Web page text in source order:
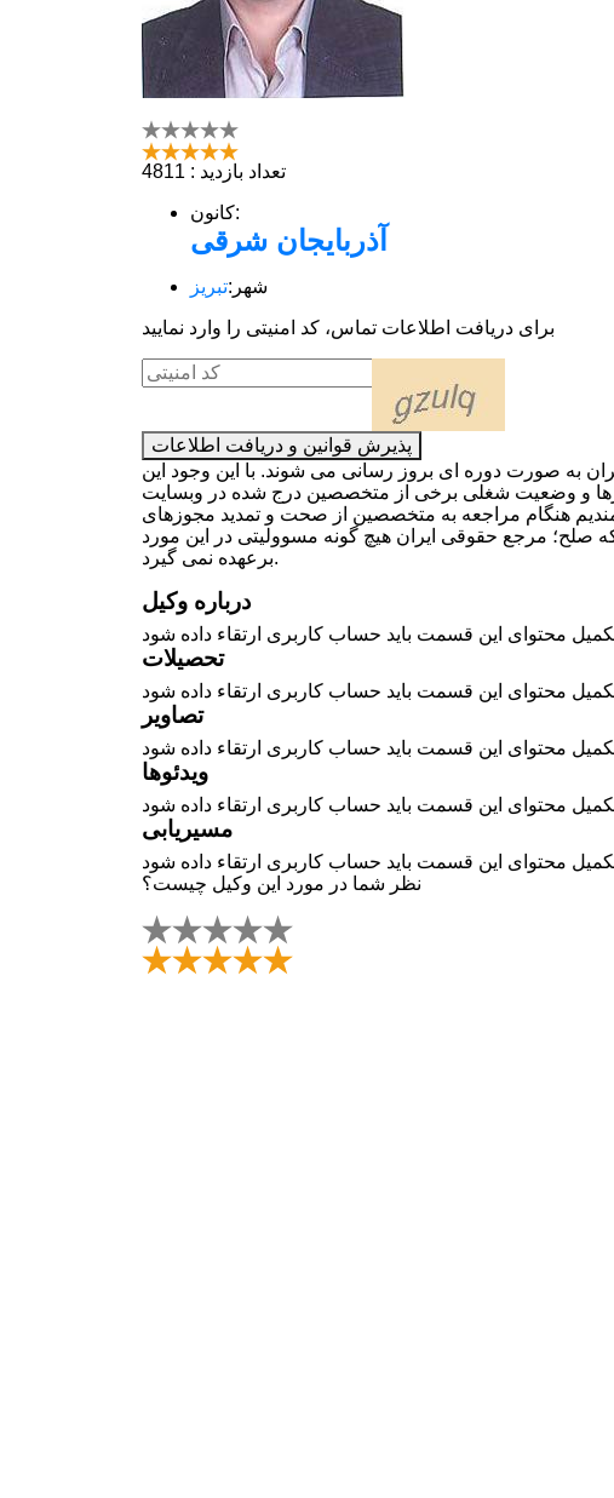
تعداد بازدید : 4811
کانون:
آذربایجان شرقی
شهر:تبریز
برای دریافت اطلاعات تماس، کد امنیتی را وارد نمایید
پذیرش قوانین و دریافت اطلاعات
به صورت دوره ای بروز رسانی می شوند. با این وجود این
و وضعیت شغلی برخی از متخصصین درج شده در وبسایت
هنگام مراجعه به متخصصین از صحت و تمدید مجوزهای
مرجع حقوقی ایران هیچ گونه مسوولیتی در این مورد
برعهده نمی گیرد.
درباره وکیل
تحصیلات
تصاویر
ویدئوها
مسیریابی
نظر شما در مورد این وکیل چیست؟